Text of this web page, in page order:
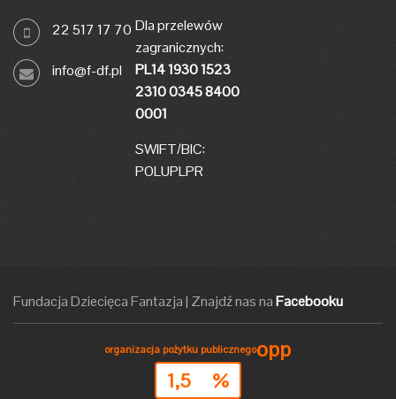
22 517 17 70
info@f-df.pl
Dla przelewów
zagranicznych:
PL14 1930 1523
2310 0345 8400
0001
SWIFT/BIC:
POLUPLPR
Fundacja Dziecięca Fantazja| Znajdź nas naFacebooku
organizacja pożytku publicznegoopp
1,5 %